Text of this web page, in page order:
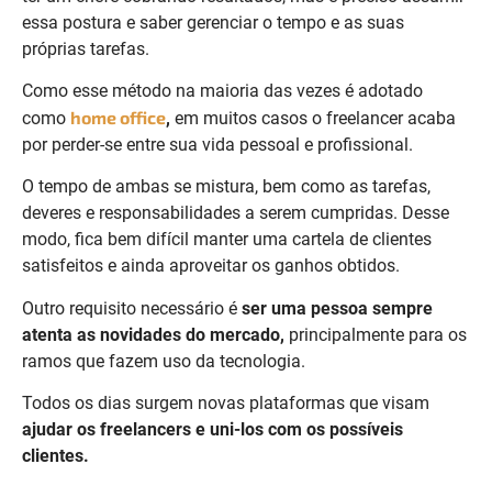
essa postura e saber gerenciar o tempo e as suas
próprias tarefas.
Como esse método na maioria das vezes é adotado
como home office, em muitos casos o freelancer acaba
por perder-se entre sua vida pessoal e profissional.
O tempo de ambas se mistura, bem como as tarefas,
deveres e responsabilidades a serem cumpridas. Desse
modo, fica bem difícil manter uma cartela de clientes
satisfeitos e ainda aproveitar os ganhos obtidos.
Outro requisito necessário é ser uma pessoa sempre
atenta as novidades do mercado, principalmente para os
ramos que fazem uso da tecnologia.
Todos os dias surgem novas plataformas que visam
ajudar os freelancers e uni-los com os possíveis
clientes.